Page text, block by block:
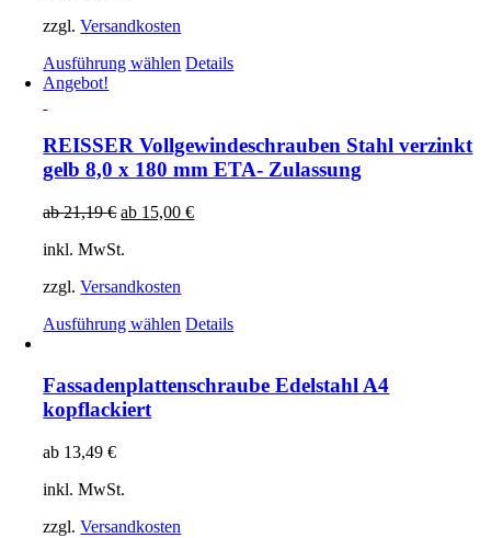
zzgl.Versandkosten
Ausführung wählen Details
Angebot!
REISSER Vollgewindeschrauben Stahl verzinkt
gelb 8,0 x 180 mm ETA- Zulassung
ab21,19€ ab 15,00€
inkl. MwSt.
zzgl.Versandkosten
Ausführung wählen Details
Fassadenplattenschraube Edelstahl A4
kopflackiert
ab 13,49€
inkl. MwSt.
zzgl.Versandkosten